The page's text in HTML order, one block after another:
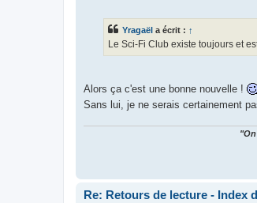
Yragaël a écrit : ↑
Le Sci-Fi Club existe toujours et
Alors ça c'est une bonne nouvelle !
Sans lui, je ne serais certainement
Re: Retours de lecture - Index